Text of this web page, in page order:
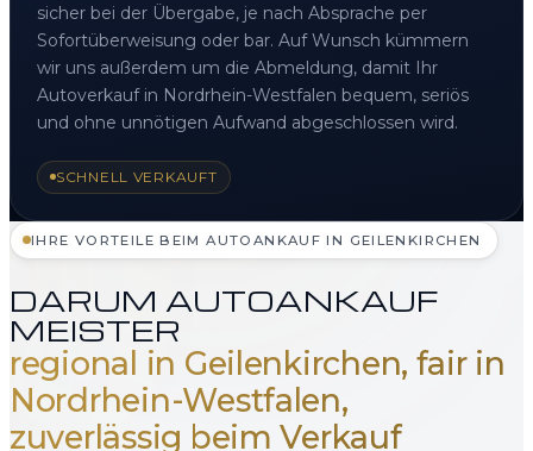
sicher bei der Übergabe, je nach Absprache per
Sofortüberweisung oder bar. Auf Wunsch kümmern
wir uns außerdem um die Abmeldung, damit Ihr
Autoverkauf in Nordrhein-Westfalen bequem, seriös
und ohne unnötigen Aufwand abgeschlossen wird.
SCHNELL VERKAUFT
IHRE VORTEILE BEIM AUTOANKAUF IN GEILENKIRCHEN
DARUM AUTOANKAUF
MEISTER
regional in Geilenkirchen, fair in
Nordrhein-Westfalen,
zuverlässig beim Verkauf